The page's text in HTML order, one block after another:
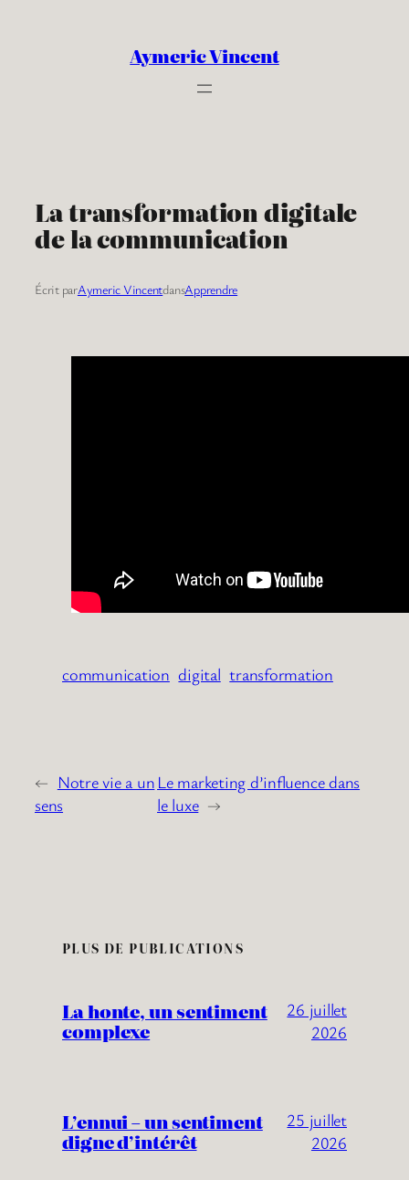
Aymeric Vincent
La transformation digitale
de la communication
Écrit parAymeric VincentdansApprendre
communication digital transformation
← Notre vie a un
sens
Le marketing d’influence dans
le luxe →
PLUS DE PUBLICATIONS
La honte, un sentiment
complexe
26 juillet
2026
L’ennui – un sentiment
digne d’intérêt
25 juillet
2026